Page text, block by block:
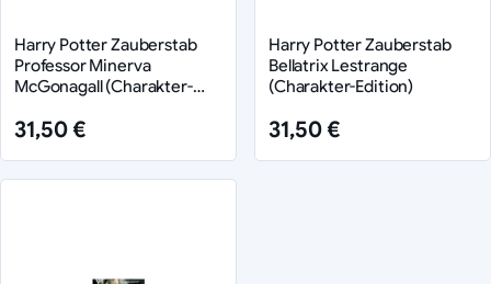
Harry Potter Zauberstab
Professor Minerva
McGonagall (Charakter-
31,50 €
Harry Potter Zauberstab
Bellatrix Lestrange
(Charakter-Edition)
31,50 €